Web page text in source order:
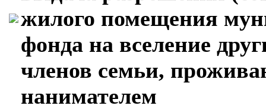
жилого помещения
фонда на вселение
членов семьи,
нанимателем